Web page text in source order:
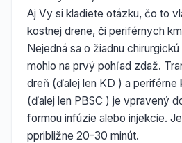
Aj Vy si kladiete otázku, čo to
kostnej drene, či periférnych
Nejedná sa o žiadnu
mohlo na prvý pohľad zdaž.
dreň (ďalej len KD ) a periférne
(ďalej len PBSC ) je vpravený
formou infúzie alebo injekcie.
ppribližne 20-30 minút.